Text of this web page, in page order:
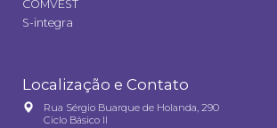
COMVEST
S-integra
Localização e Contato
Rua Sérgio Buarque de Holanda, 290
Ciclo Básico II